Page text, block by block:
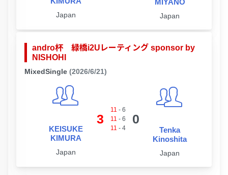
Japan Japan
andro杯 緑橋i2Uレーティング sponsor by
NISHOHI
MixedSingle (2026/6/21)
KEISUKE
KIMURA
Japan
3
11 - 6
11 - 6
11 - 4
0
Tenka
Kinoshita
Japan